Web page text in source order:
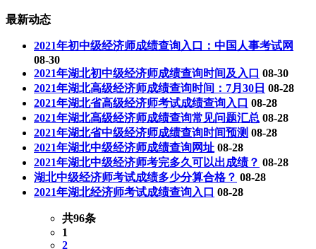
最新动态
2021年初中级经济师成绩查询入口：中国人事考试网
08-30
2021年湖北初中级经济师成绩查询时间及入口 08-30
2021年湖北高级经济师成绩查询时间：7月30日 08-28
2021年湖北省高级经济师考试成绩查询入口 08-28
2021年湖北高级经济师成绩查询常见问题汇总 08-28
2021年湖北省中级经济师成绩查询时间预测 08-28
2021年湖北中级经济师成绩查询网址 08-28
2021年湖北中级经济师考完多久可以出成绩？ 08-28
湖北中级经济师考试成绩多少分算合格？ 08-28
2021年湖北经济师考试成绩查询入口 08-28
共96条
1
2